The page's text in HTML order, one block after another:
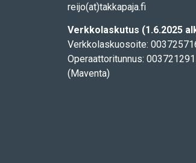
reijo(at)takkapaja.fi
Verkkolaskutus (1.6.2025
Verkkolaskuosoite:
Operaattoritunnus:
(Maventa)